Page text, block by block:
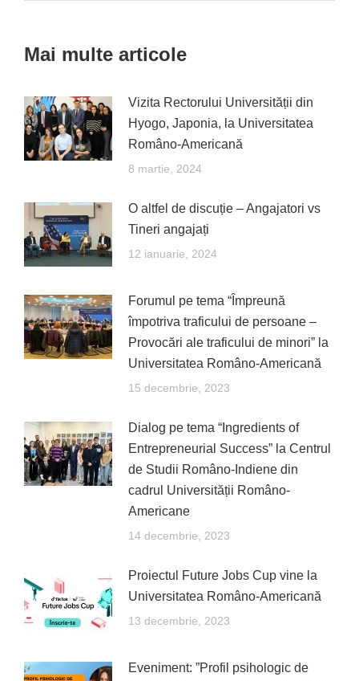
Mai multe articole
Vizita Rectorului Universității din
Hyogo, Japonia, la Universitatea
Româno-Americană
8 martie, 2024
O altfel de discuție – Angajatori vs
Tineri angajați
12 ianuarie, 2024
Forumul pe tema “Împreună
împotriva traficului de persoane –
Provocări ale traficului de minori” la
Universitatea Româno-Americană
15 decembrie, 2023
Dialog pe tema “Ingredients of
Entrepreneurial Success” la Centrul
de Studii Româno-Indiene din
cadrul Universității Româno-
Americane
14 decembrie, 2023
Proiectul Future Jobs Cup vine la
Universitatea Româno-Americană
13 decembrie, 2023
Eveniment: ”Profil psihologic de